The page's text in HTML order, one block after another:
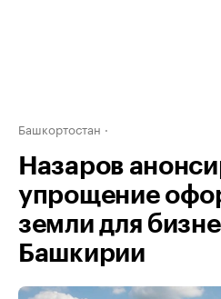
Башкортостан
Назаров
упрощение
земли для
Башкирии